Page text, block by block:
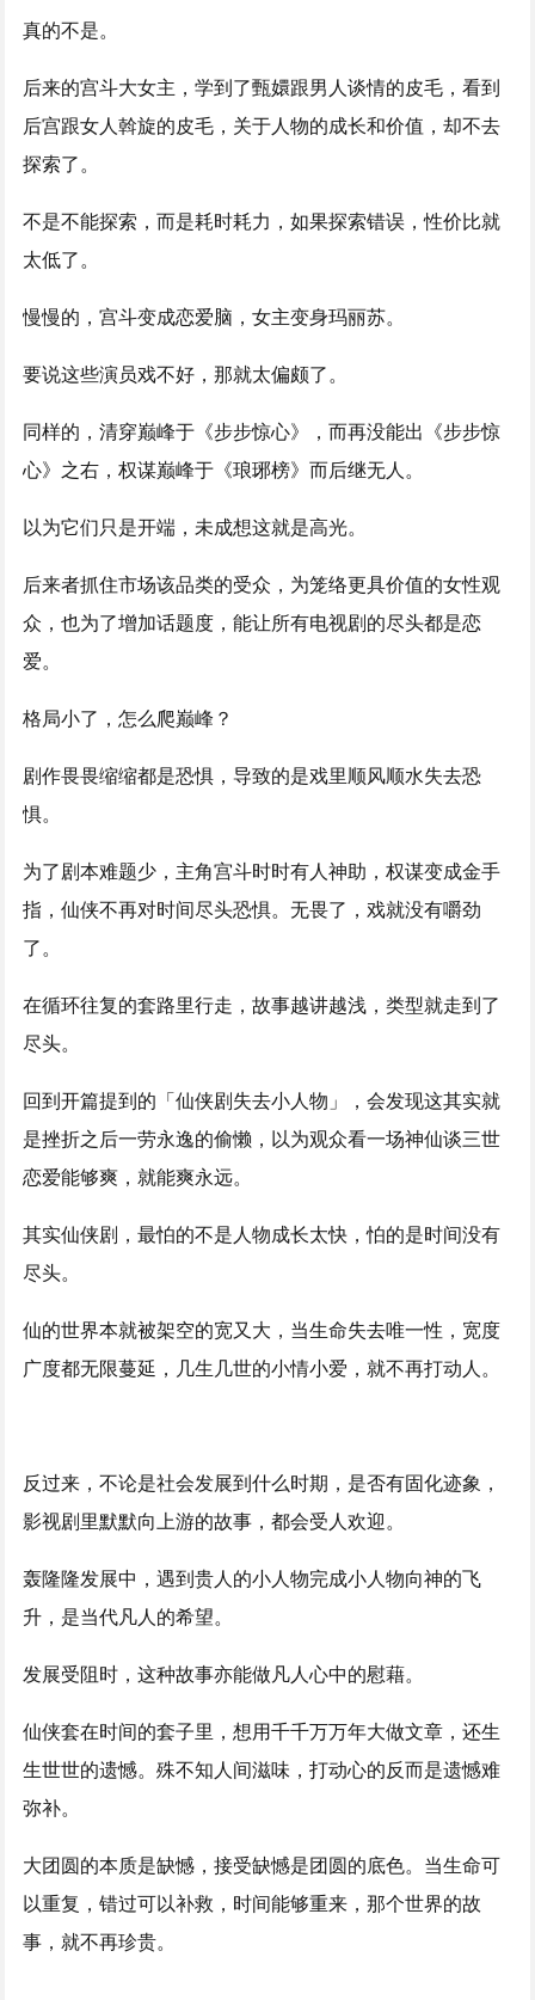
真的不是。
后来的宫斗大女主，学到了甄嬛跟男人谈情的皮毛，看到
后宫跟女人斡旋的皮毛，关于人物的成长和价值，却不去
探索了。
不是不能探索，而是耗时耗力，如果探索错误，性价比就
太低了。
慢慢的，宫斗变成恋爱脑，女主变身玛丽苏。
要说这些演员戏不好，那就太偏颇了。
同样的，清穿巅峰于《步步惊心》，而再没能出《步步惊
心》之右，权谋巅峰于《琅琊榜》而后继无人。
以为它们只是开端，未成想这就是高光。
后来者抓住市场该品类的受众，为笼络更具价值的女性观
众，也为了增加话题度，能让所有电视剧的尽头都是恋
爱。
格局小了，怎么爬巅峰？
剧作畏畏缩缩都是恐惧，导致的是戏里顺风顺水失去恐
惧。
为了剧本难题少，主角宫斗时时有人神助，权谋变成金手
指，仙侠不再对时间尽头恐惧。无畏了，戏就没有嚼劲
了。
在循环往复的套路里行走，故事越讲越浅，类型就走到了
尽头。
回到开篇提到的「仙侠剧失去小人物」，会发现这其实就
是挫折之后一劳永逸的偷懒，以为观众看一场神仙谈三世
恋爱能够爽，就能爽永远。
其实仙侠剧，最怕的不是人物成长太快，怕的是时间没有
尽头。
仙的世界本就被架空的宽又大，当生命失去唯一性，宽度
广度都无限蔓延，几生几世的小情小爱，就不再打动人。
反过来，不论是社会发展到什么时期，是否有固化迹象，
影视剧里默默向上游的故事，都会受人欢迎。
轰隆隆发展中，遇到贵人的小人物完成小人物向神的飞
升，是当代凡人的希望。
发展受阻时，这种故事亦能做凡人心中的慰藉。
仙侠套在时间的套子里，想用千千万万年大做文章，还生
生世世的遗憾。殊不知人间滋味，打动心的反而是遗憾难
弥补。
大团圆的本质是缺憾，接受缺憾是团圆的底色。当生命可
以重复，错过可以补救，时间能够重来，那个世界的故
事，就不再珍贵。